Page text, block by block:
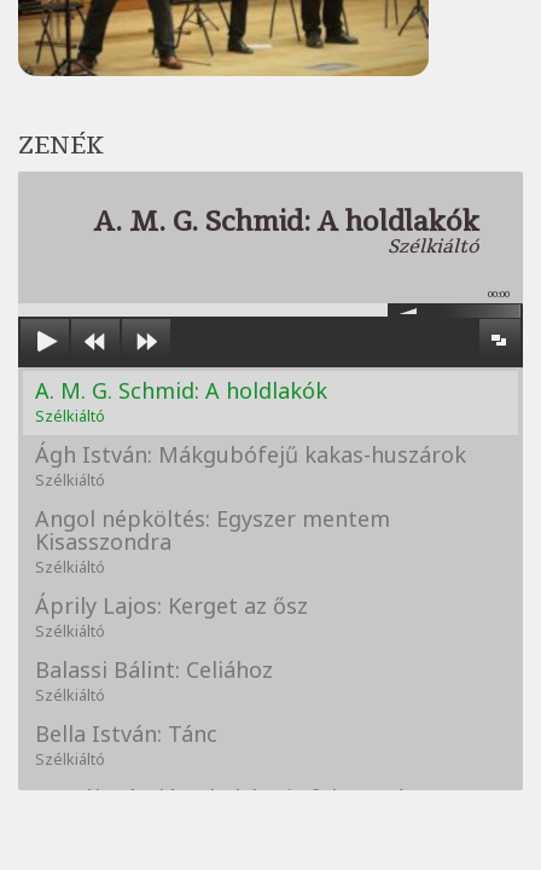
ZENÉK
A. M. G. Schmid: A holdlakók
Szélkiáltó
00:00
A. M. G. Schmid: A holdlakók
Szélkiáltó
Ágh István: Mákgubófejű kakas-huszárok
Szélkiáltó
Angol népköltés: Egyszer mentem
Kisasszondra
Szélkiáltó
Áprily Lajos: Kerget az ősz
Szélkiáltó
Balassi Bálint: Celiához
Szélkiáltó
Bella István: Tánc
Szélkiáltó
Bertók László: A kukára is fel vagy írva